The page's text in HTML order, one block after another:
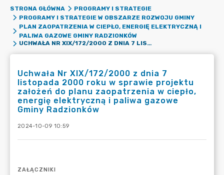
STRONA GŁÓWNA
PROGRAMY I STRATEGIE
PROGRAMY I STRATEGIE W OBSZARZE ROZWOJU GMINY
PLAN ZAOPATRZENIA W CIEPŁO, ENERGIĘ ELEKTRYCZNĄ I
PALIWA GAZOWE GMINY RADZIONKÓW
UCHWAŁA NR XIX/172/2000 Z DNIA 7 LISTOPADA 2000 ROKU W SPRAWIE PROJEKTU ZAŁOŻEŃ DO PLANU ZAOPATRZENIA W CIEPŁO, ENERGIĘ ELEKTRYCZNĄ I PALIWA GAZOWE GMINY RADZIONKÓW
Uchwała Nr XIX/172/2000 z dnia 7
listopada 2000 roku w sprawie projektu
założeń do planu zaopatrzenia w ciepło,
energię elektryczną i paliwa gazowe
Gminy Radzionków
2024-10-09 10:59
ZAŁĄCZNIKI